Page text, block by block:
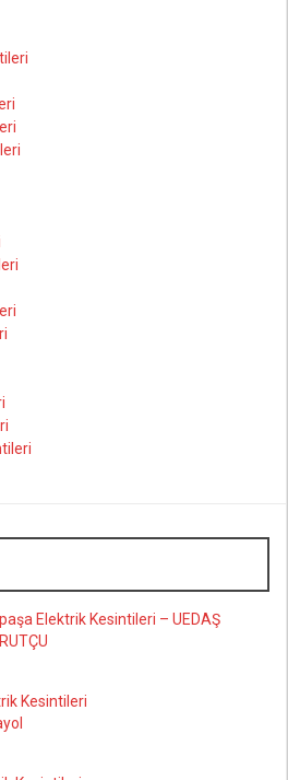
Elektrik Kesintileri – UEDAŞ
Kesintileri